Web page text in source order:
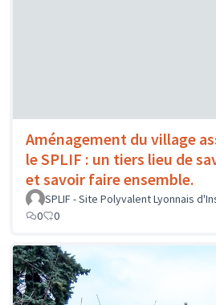
Aménagement du village
le SPLIF : un tiers lieu de
et savoir faire ensemble.
SPLIF - Site Polyvalent Lyonnais
0
0